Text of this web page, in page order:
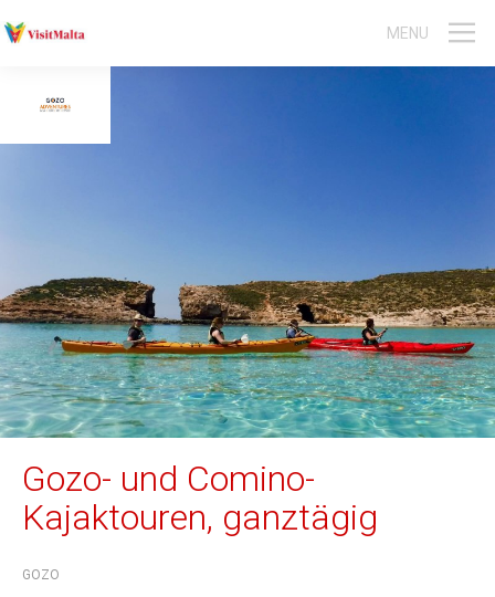
Sprachreisen
Englischkurs Jugendliche
Englischkurs Erwachsene
Tauchen
MENU
Gozo- und Comino-
Kajaktouren, ganztägig
GOZO